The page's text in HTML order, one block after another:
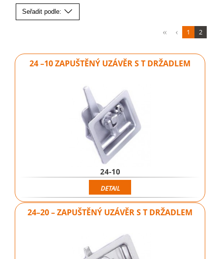
Seřadit podle:
1 2
24 –10 ZAPUŠTĚNÝ UZÁVĚR S T DRŽADLEM
24-10
DETAIL
24–20 – ZAPUŠTĚNÝ UZÁVĚR S T DRŽADLEM